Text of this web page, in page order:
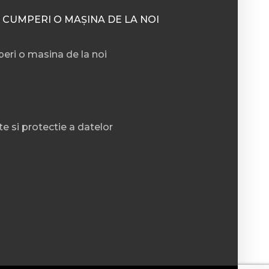
O MAȘINA DE LA NOI
o masina de la noi
si protectie a datelor